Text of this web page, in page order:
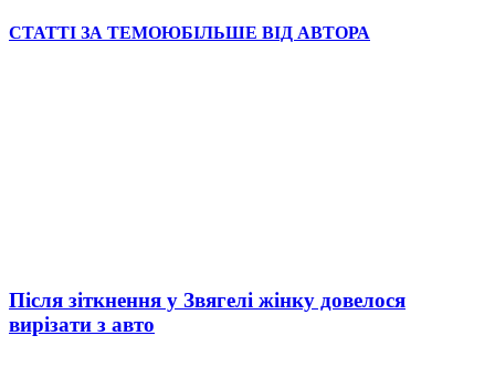
СТАТТІ ЗА ТЕМОЮБІЛЬШЕ ВІД АВТОРА
Після зіткнення у Звягелі жінку довелося
вирізати з авто